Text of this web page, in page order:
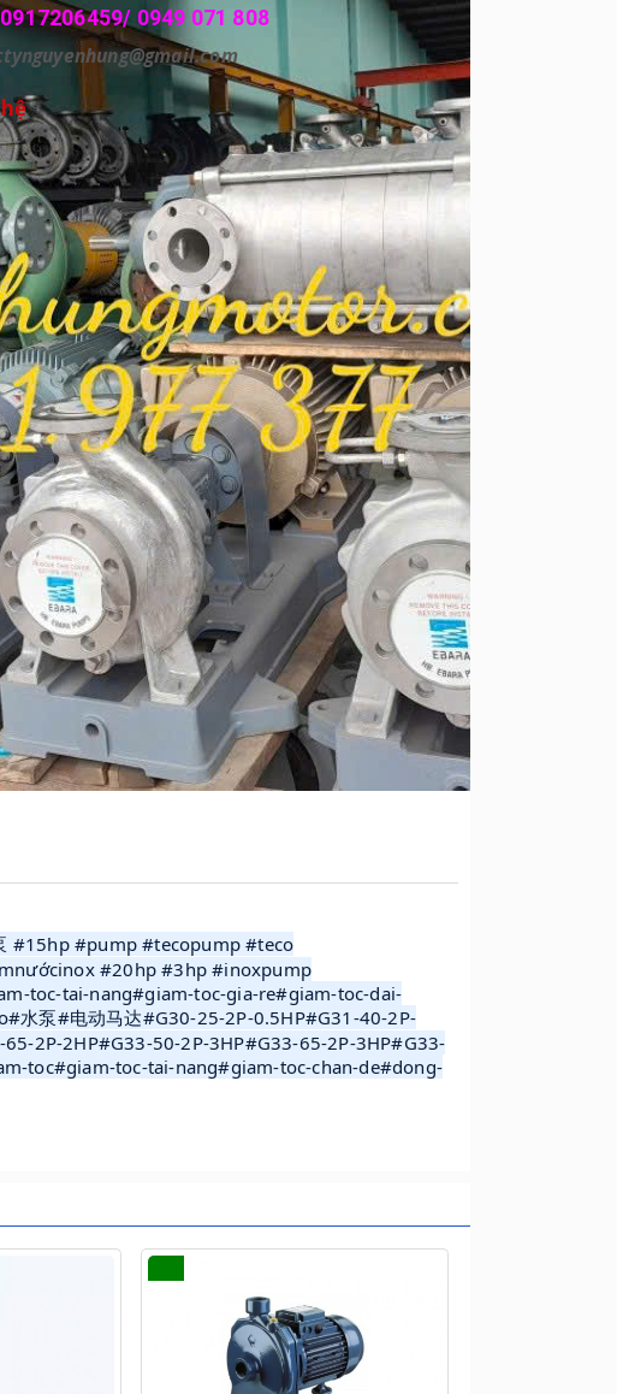
0949 071 808
#15hp #pump #tecopump #teco
#20hp #3hp #inoxpump
toc-tai-nang#giam-toc-gia-re#giam-toc-dai-
泵#电动马达#G30-25-2P-0.5HP#G31-40-2P-
2P-2HP#G33-50-2P-3HP#G33-65-2P-3HP#G33-
toc#giam-toc-tai-nang#giam-toc-chan-de#dong-